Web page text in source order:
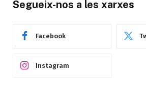
Segueix-nos a les xarxes
Facebook
Instagram